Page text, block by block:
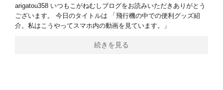
arigatou358 いつもこがねむしブログをお読みいただきありがとう
ございます。 今日のタイトルは 「飛行機の中での便利グッズ紹
介。私はこうやってスマホ内の動画を見ています。」
続きを見る